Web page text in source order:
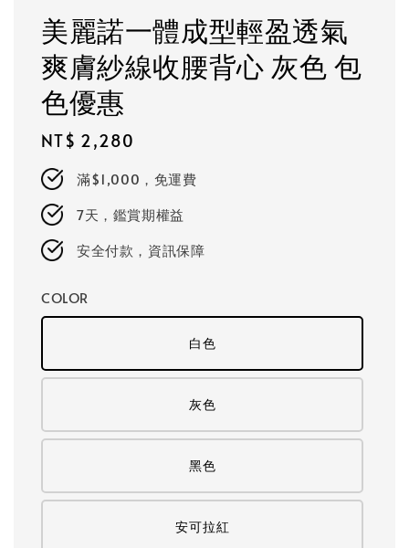
美麗諾一體成型輕盈透氣
爽膚紗線收腰背心 灰色 包
色優惠
Regular
price
NT$ 2,280
滿$1,000，免運費
7天，鑑賞期權益
安全付款，資訊保障
COLOR
白色
灰色
黑色
安可拉紅